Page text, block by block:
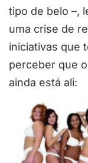
tipo de belo –,
uma crise de
iniciativas que
perceber que
ainda está ali: